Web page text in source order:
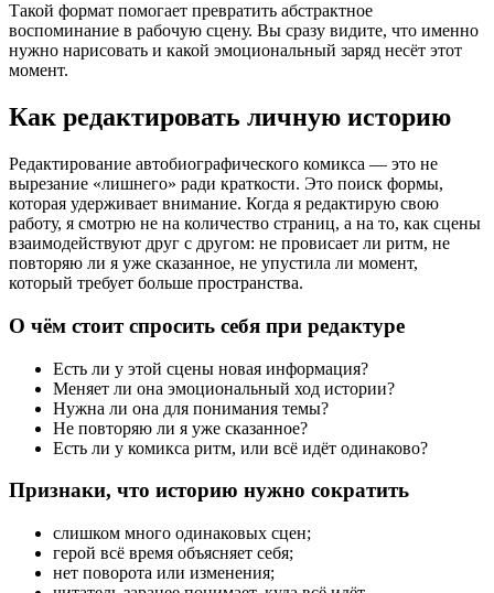
Такой формат помогает превратить абстрактное
воспоминание в рабочую сцену. Вы сразу видите, что именно
нужно нарисовать и какой эмоциональный заряд несёт этот
момент.
Как редактировать личную историю
Редактирование автобиографического комикса — это не
вырезание «лишнего» ради краткости. Это поиск формы,
которая удерживает внимание. Когда я редактирую свою
работу, я смотрю не на количество страниц, а на то, как сцены
взаимодействуют друг с другом: не провисает ли ритм, не
повторяю ли я уже сказанное, не упустила ли момент,
который требует больше пространства.
О чём стоит спросить себя при редактуре
Есть ли у этой сцены новая информация?
Меняет ли она эмоциональный ход истории?
Нужна ли она для понимания темы?
Не повторяю ли я уже сказанное?
Есть ли у комикса ритм, или всё идёт одинаково?
Признаки, что историю нужно сократить
слишком много одинаковых сцен;
герой всё время объясняет себя;
нет поворота или изменения;